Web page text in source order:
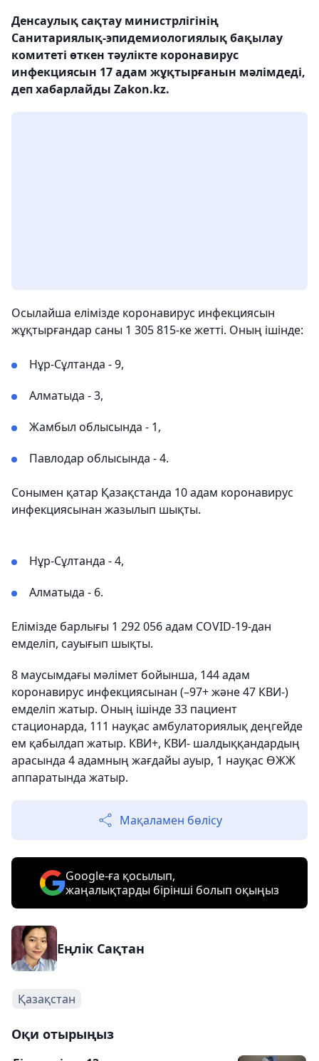
Денсаулық сақтау министрлігінің
Санитариялық-эпидемиологиялық бақылау
комитеті өткен тәулікте коронавирус
инфекциясын 17 адам жұқтырғанын мәлімдеді,
деп хабарлайды Zakon.kz.
Осылайша елімізде коронавирус инфекциясын
жұқтырғандар саны 1 305 815-ке жетті. Оның ішінде:
Нұр-Сұлтанда - 9,
Алматыда - 3,
Жамбыл облысында - 1,
Павлодар облысында - 4.
Сонымен қатар Қазақстанда 10 адам коронавирус
инфекциясынан жазылып шықты.
Нұр-Сұлтанда - 4,
Алматыда - 6.
Елімізде барлығы 1 292 056 адам COVID-19-дан
емделіп, сауығып шықты.
8 маусымдағы мәлімет бойынша, 144 адам
коронавирус инфекциясынан (–97+ және 47 КВИ-)
емделіп жатыр. Оның ішінде 33 пациент
стационарда, 111 науқас амбулаториялық деңгейде
ем қабылдап жатыр. КВИ+, КВИ- шалдыққандардың
арасында 4 адамның жағдайы ауыр, 1 науқас ӨЖЖ
аппаратында жатыр.
Мақаламен бөлісу
Google-ға қосылып,
жаңалықтарды бірінші болып оқыңыз
Еңлік Сақтан
Қазақстан
Оқи отырыңыз